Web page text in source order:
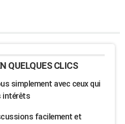
QUELQUES CLICS
simplement avec ceux qui
intérêts
facilement et